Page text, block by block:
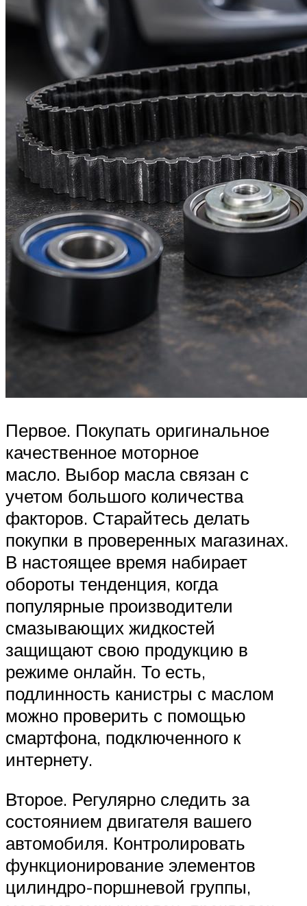
Первое. Покупать оригинальное
качественное моторное
масло. Выбор масла связан с
учетом большого количества
факторов. Старайтесь делать
покупки в проверенных магазинах.
В настоящее время набирает
обороты тенденция, когда
популярные производители
смазывающих жидкостей
защищают свою продукцию в
режиме онлайн. То есть,
подлинность канистры с маслом
можно проверить с помощью
смартфона, подключенного к
интернету.
Второе. Регулярно следить за
состоянием двигателя вашего
автомобиля. Контролировать
функционирование элементов
цилиндро-поршневой группы,